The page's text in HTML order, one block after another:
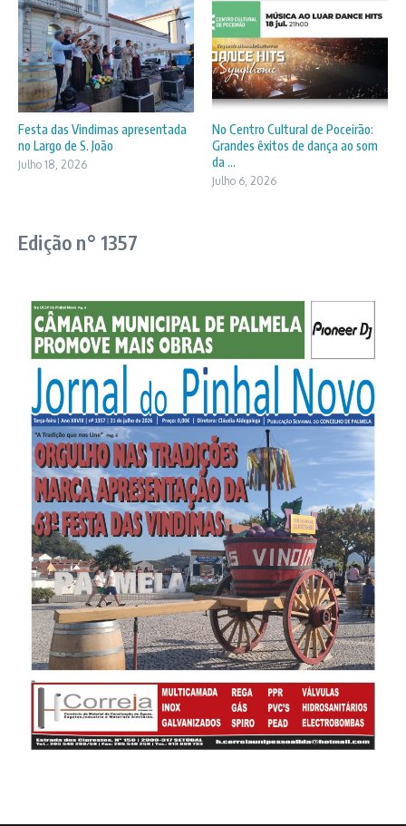
Festa das Vindimas apresentada
no Largo de S. João
Julho 18, 2026
No Centro Cultural de Poceirão:
Grandes êxitos de dança ao som
da ...
Julho 6, 2026
Edição n° 1357